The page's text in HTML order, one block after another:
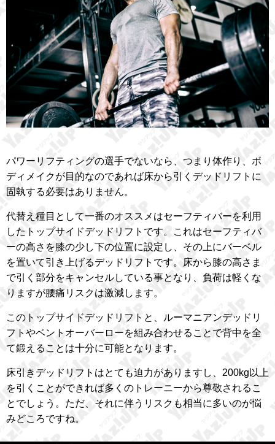
パワーリフティングの選手でないなら、つまり体作り、ボ
ディメイクが目的なのであれば床から引くデッドリフトに
固執する必要はありません。
代替え種目として一番のオススメはセーフティバーを利用
したトップサイドデッドリフトです。これはセーフティバ
ーの高さを膝の少し下の位置に設定し、その上にバーベル
を置いて引き上げるデッドリフトです。床から膝の高さま
で引く部分をキャンセルしている事となり、負荷は軽くな
りますが腰痛リスクは激減します。
このトップサイドデッドリフトと、ルーマニアンデッドリ
フトやベントオーバーローを組み合わせることで背中を全
て鍛えることは十分に可能となります。
床引きデッドリフトはとても迫力がありますし、200kg以上
を引くことができれば多くのトレーニーから尊敬されるこ
とでしょう。ただ、それに伴うリスクも相当に多いのが悩
みどころですね。